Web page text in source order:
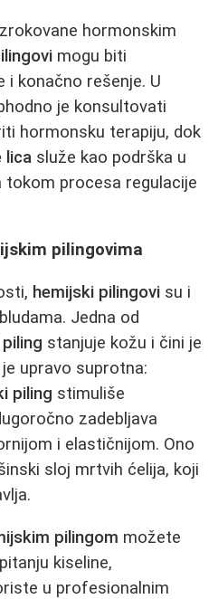
hormonskim
mogu biti
i konačno rešenje. U
je konsultovati
hormonsku terapiju, dok
lica služe kao podrška u
procesa regulacije
pilingovima
hemijski pilingovi su i
Jedna od
stanjuje kožu i čini je
upravo suprotna:
piling stimuliše
zadebljava
i elastičnijom. Ono
sloj mrtvih ćelija, koji
pilingom možete
kiseline,
u profesionalnim